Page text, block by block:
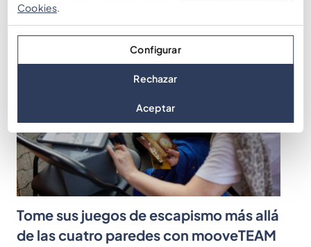
Tome sus juegos de escapismo más allá
de las cuatro paredes con mooveTEAM
Cookies.
Configurar
Rechazar
Aceptar